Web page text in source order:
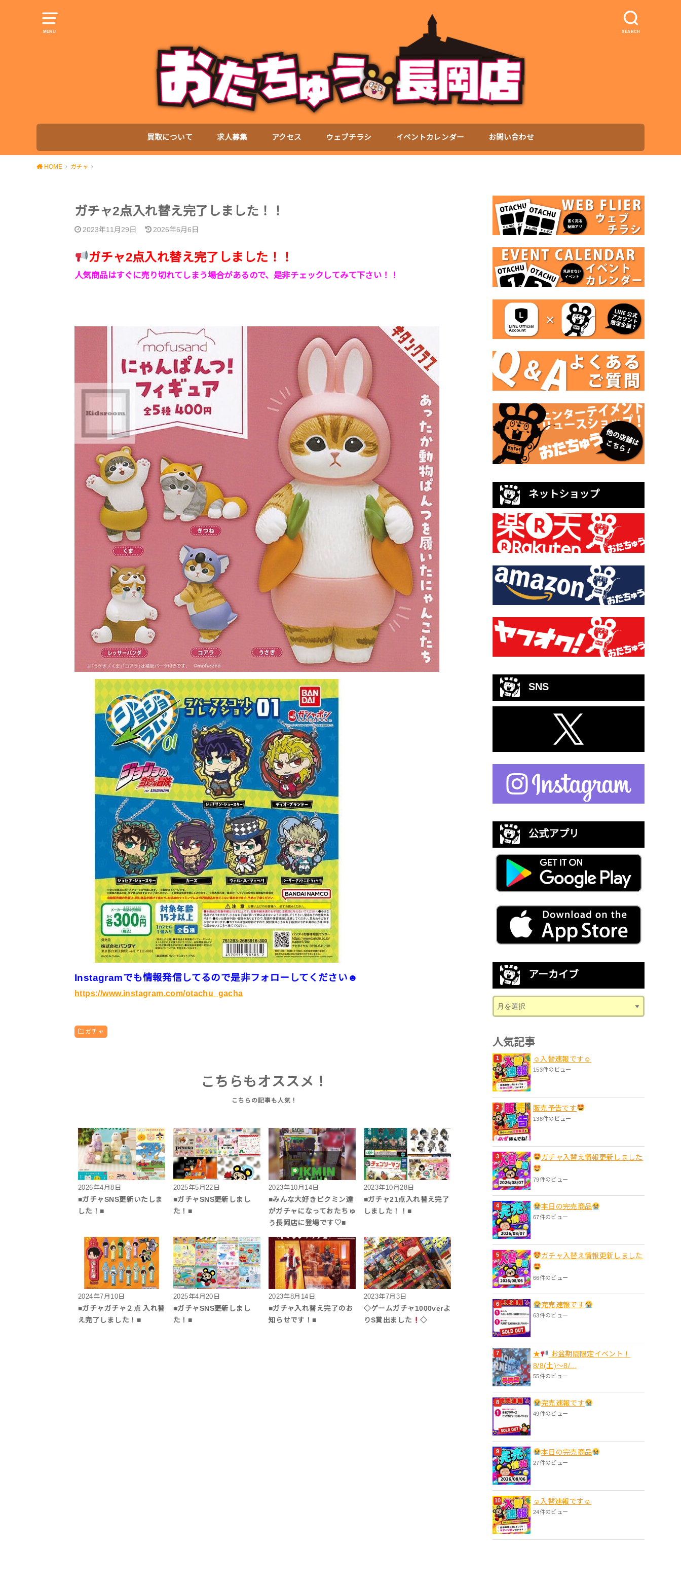
MENU SEARCH
買取について 求人募集 アクセス ウェブチラシ イベントカレンダー お問い合わせ
HOME ガチャ
ガチャ2点入れ替え完了しました！！
2023年11月29日 2026年6月6日
ガチャ2点入れ替え完了しました！！
人気商品はすぐに売り切れてしまう場合があるので、是非チェックしてみて下さい！！
Instagramでも情報発信してるので是非フォローしてください☻
https://www.instagram.com/otachu_gacha
ガチャ
こちらもオススメ！
2026年4月8日
■ガチャSNS更新いたしま
した！■
2025年5月22日
■ガチャSNS更新しまし
た！■
2023年10月14日
■みんな大好きピクミン達
がガチャになっておたちゅ
う長岡店に登場です♡■
2023年10月28日
■ガチャ21点入れ替え完了
しました！！■
2024年7月10日
■ガチャガチャ２点 入れ替
え完了しました！■
2025年4月20日
■ガチャSNS更新しまし
た！■
2023年8月14日
■ガチャ入れ替え完了のお
知らせです！■
2023年7月3日
◇ゲームガチャ1000verよ
りS賞出ました
◇
ネットショップ
SNS
公式アプリ
アーカイブ
人気記事
☺入替速報です☺
153件のビュー
販売予告です
138件のビュー
ガチャ入替え情報更新しました
79件のビュー
本日の完売商品
67件のビュー
ガチャ入替え情報更新しました
66件のビュー
完売速報です
63件のビュー
★
お盆期間限定イベント！
8/8(土)〜8/...
55件のビュー
完売速報です
49件のビュー
本日の完売商品
27件のビュー
☺入替速報です☺
24件のビュー